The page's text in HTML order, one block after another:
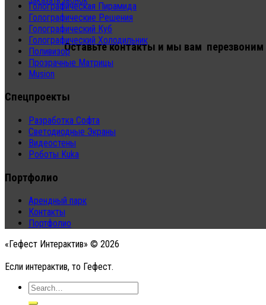
Оставьте контакты и мы вам перезвоним
Голографическая Пирамида
Голографические Решения
Голографический Куб
Голографический Холодильник
Поливизор
Прозрачные Матрицы
Musion
Спецпроекты
Разработка Софта
Светодиодные Экраны
Видеостены
Роботы Kuka
Портфолио
Арендный парк
Контакты
Портфолио
«Гефест Интерактив» © 2026
Если интерактив, то Гефест.